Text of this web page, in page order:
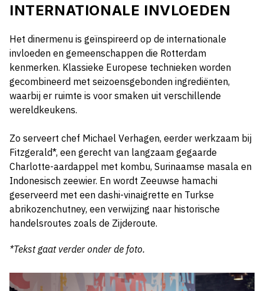
INTERNATIONALE INVLOEDEN
Het dinermenu is geïnspireerd op de internationale
invloeden en gemeenschappen die Rotterdam
kenmerken. Klassieke Europese technieken worden
gecombineerd met seizoensgebonden ingrediënten,
waarbij er ruimte is voor smaken uit verschillende
wereldkeukens.
Zo serveert chef Michael Verhagen, eerder werkzaam bij
Fitzgerald*, een gerecht van langzaam gegaarde
Charlotte-aardappel met kombu, Surinaamse masala en
Indonesisch zeewier. En wordt Zeeuwse hamachi
geserveerd met een dashi-vinaigrette en Turkse
abrikozenchutney, een verwijzing naar historische
handelsroutes zoals de Zijderoute.
*Tekst gaat verder onder de foto.